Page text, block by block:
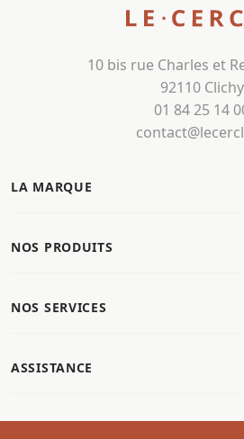
10 bis rue Charles et
92110 Clichy
01 84 25 14
LA MARQUE
NOS PRODUITS
NOS SERVICES
ASSISTANCE